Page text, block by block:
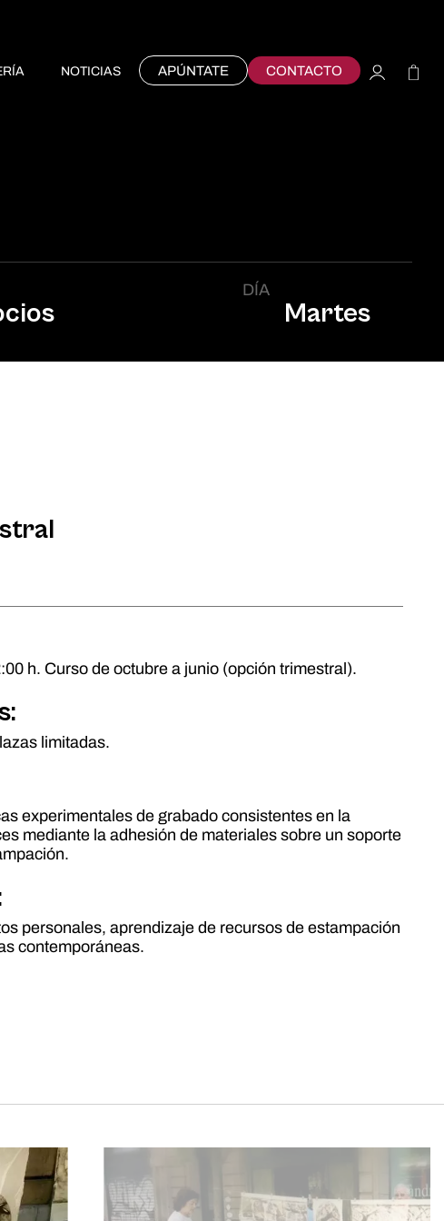
NOTICIAS APÚNTATE CONTACTO
DÍA
Martes
h. Curso de octubre a junio (opción trimestral).
limitadas.
experimentales de grabado consistentes en la
mediante la adhesión de materiales sobre un soporte
personales, aprendizaje de recursos de estampación
contemporáneas.